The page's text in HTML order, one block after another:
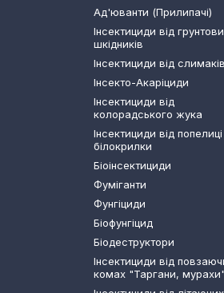
Ад'юванти (Прилипачі)
Інсектициди від
шкідників
Інсектициди від слимаків
Інсекто-Акаріциди
Інсектициди від
колорадського жука
Інсектициди від
білокрилки
Біоінсектициди
Фуміганти
Фунгіциди
Біофунгіцид
Біодеструктори
Інсектициди від
комах "Таргани, мурахи"